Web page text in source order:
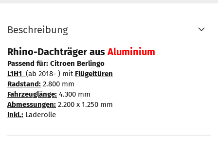
Beschreibung
Rhino-Dachträger ausAluminium
Passend für: Citroen Berlingo
L1H1 (ab 2018- ) mit Flügeltüren
Radstand: 2.800 mm
Fahrzeuglänge: 4.300 mm
Abmessungen: 2.200 x 1.250 mm
Inkl.: Laderolle